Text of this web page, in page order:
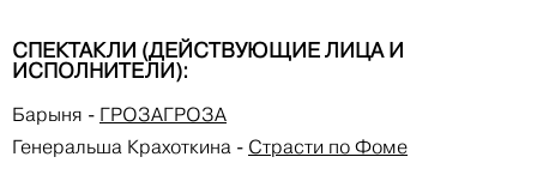
СПЕКТАКЛИ (ДЕЙСТВУЮЩИЕ ЛИЦА И
ИСПОЛНИТЕЛИ):
Барыня - ГРОЗАГРОЗА
Генеральша Крахоткина - Страсти по Фоме